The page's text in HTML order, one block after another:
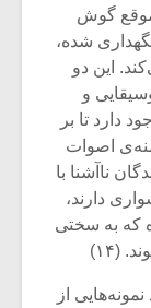
موقع گوش
شده،
این دو
و
دارد تا بر
اصوات
ناآشنا با
دارند،
که به سختی
(۱۴)
از
موسیقی